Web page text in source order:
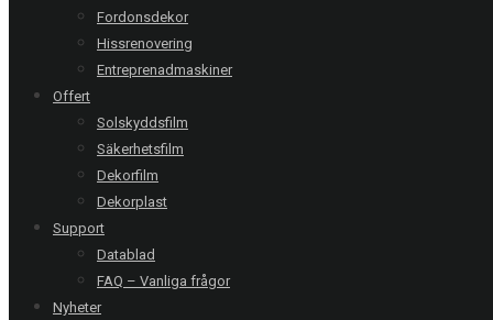
Fordonsdekor
Hissrenovering
Entreprenadmaskiner
Offert
Solskyddsfilm
Säkerhetsfilm
Dekorfilm
Dekorplast
Support
Datablad
FAQ – Vanliga frågor
Nyheter
Malmö | Söderkulla korttidsboende
Chrome 285 XC - 72 glas
Huskvarna | Friskis & Svettis
Silver 285 XC - 3 glas
Arlanda stad | Love And Hope